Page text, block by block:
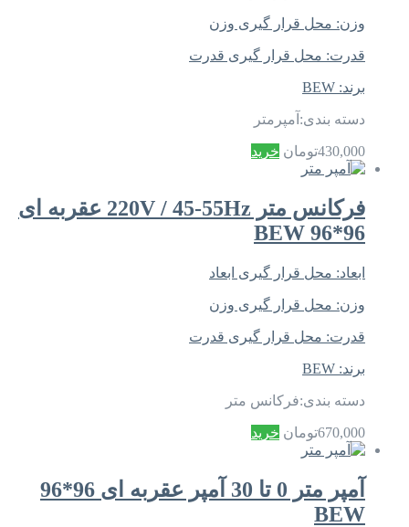
وزن: محل قرار گیری وزن
قدرت: محل قرار گیری قدرت
برند: BEW
دسته بندی: آمپرمتر
430,000تومان خرید
فرکانس متر 220V / 45-55Hz عقربه ای
96*96 BEW
ابعاد: محل قرار گیری ابعاد
وزن: محل قرار گیری وزن
قدرت: محل قرار گیری قدرت
برند: BEW
دسته بندی:فرکانس متر
670,000تومان خرید
آمپر متر 0 تا 30 آمپر عقربه ای 96*96
BEW